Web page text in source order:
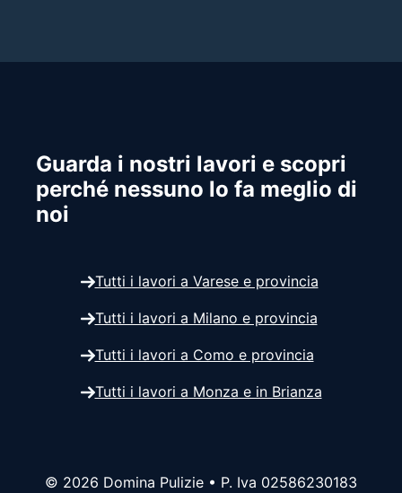
Guarda i nostri lavori e scopri
perché nessuno lo fa meglio di
noi
Tutti i lavori a Varese e provincia
Tutti i lavori a Milano e provincia
Tutti i lavori a Como e provincia
Tutti i lavori a Monza e in Brianza
© 2026 Domina Pulizie • P. Iva 02586230183